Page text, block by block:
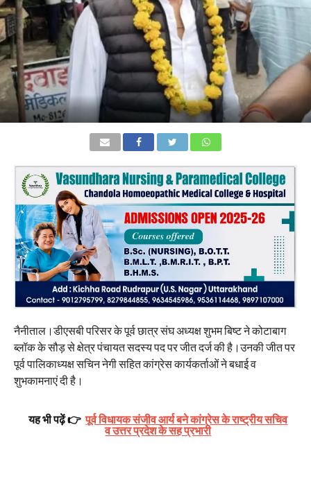
नैनीताल।डीएसबी परिसर के पूर्व छात्र संघ अध्यक्ष शुभम बिष्ट ने कोटाबाग
ब्लॉक के सौड़ से क्षेत्र पंचायत सदस्य पद पर जीत दर्ज की है।उनकी जीत पर
पूर्व पालिकाध्यक्ष सचिन नेगी सहित कांग्रेस कार्यकर्ताओं ने बधाई व
शुभकामनाएं दी है।
यह भी पढ़ें 👉 पूर्व विधायक संजीव आर्य बने कांग्रेस के राष्ट्रीय सचिव
व उत्तर प्रदेश के सह प्रभारी